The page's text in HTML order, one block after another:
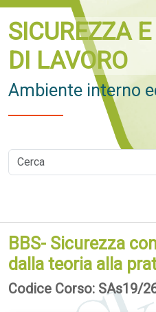
SICUREZZA
DI LAVORO
Ambiente interno
BBS- Sicurezza
dalla teoria alla
Codice Corso: SAs19/